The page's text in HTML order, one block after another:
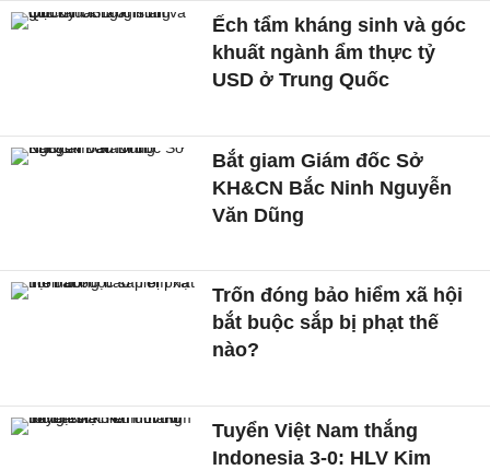
Ếch tẩm kháng sinh và góc
khuất ngành ẩm thực tỷ
USD ở Trung Quốc
Bắt giam Giám đốc Sở
KH&CN Bắc Ninh Nguyễn
Văn Dũng
Trốn đóng bảo hiểm xã hội
bắt buộc sắp bị phạt thế
nào?
Tuyển Việt Nam thắng
Indonesia 3-0: HLV Kim